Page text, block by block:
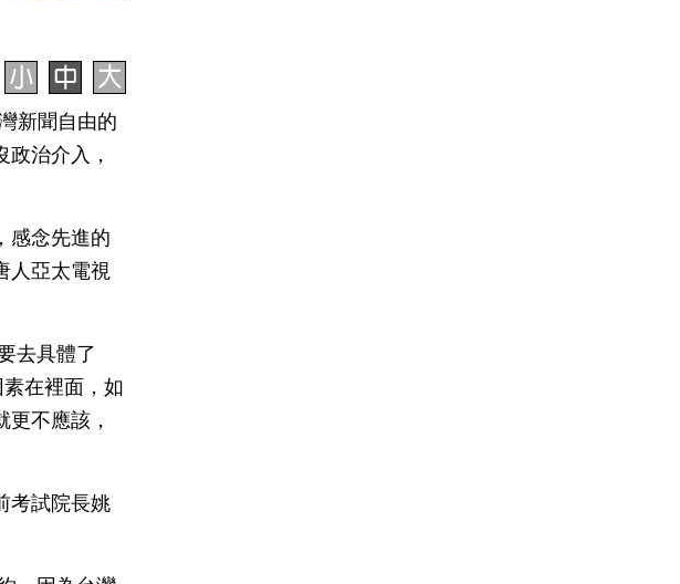
新聞自由的
治介入，
感念先進的
人亞太電視
去具體了
在裡面，如
不應該，
考試院長姚